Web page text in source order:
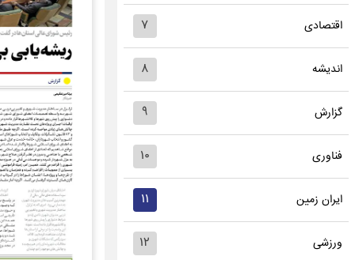
اقتصادی ۷
اندیشه ۸
گزارش ۹
فناوری ۱۰
ایران زمین ۱۱
ورزشی ۱۲